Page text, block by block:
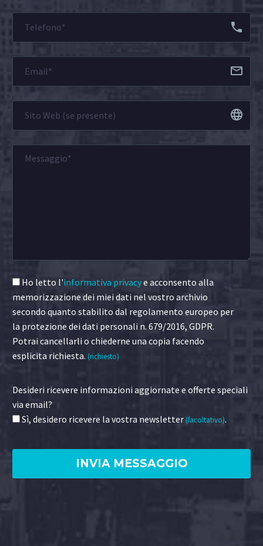
Ho letto l'informativa privacye acconsento alla
memorizzazione dei miei dati nel vostro archivio
secondo quanto stabilito dal regolamento europeo per
la protezione dei dati personali n. 679/2016, GDPR.
Potrai cancellarli o chiederne una copia facendo
esplicita richiesta. (richiesto)
Desideri ricevere informazioni aggiornate e offerte speciali
via email?
Sì, desidero ricevere la vostra newsletter(facoltativo).